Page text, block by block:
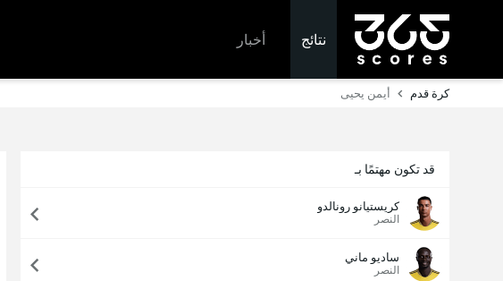
نتائج أخبار
كرة قدم أيمن يحيى
قد تكون مهتمًا بـ
كريستيانو رونالدو
النصر
ساديو ماني
النصر